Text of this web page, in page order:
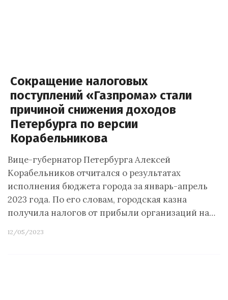
Сокращение налоговых
поступлений «Газпрома» стали
причиной снижения доходов
Петербурга по версии
Корабельникова
Вице-губернатор Петербурга Алексей
Корабельников отчитался о результатах
исполнения бюджета города за январь-апрель
2023 года. По его словам, городская казна
получила налогов от прибыли организаций на…
12/05/2023